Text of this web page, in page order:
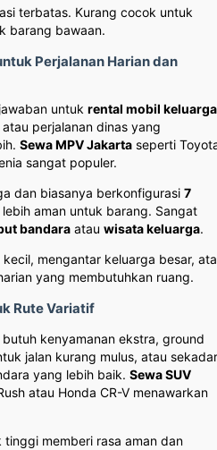
terbatas. Kurang cocok untuk
barang bawaan.
Perjalanan Harian dan
untuk rental mobil keluarga
perjalanan dinas yang
Sewa MPV Jakarta seperti
sangat populer.
dan biasanya berkonfigurasi 7
aman untuk barang. Sangat
bandara atau wisata keluarga.
kecil, mengantar keluarga besar,
yang membutuhkan ruang.
Rute Variatif
butuh kenyamanan ekstra, ground
jalan kurang mulus, atau sekadar
yang lebih baik. Sewa SUV
atau Honda CR-V menawarkan
tinggi memberi rasa aman dan